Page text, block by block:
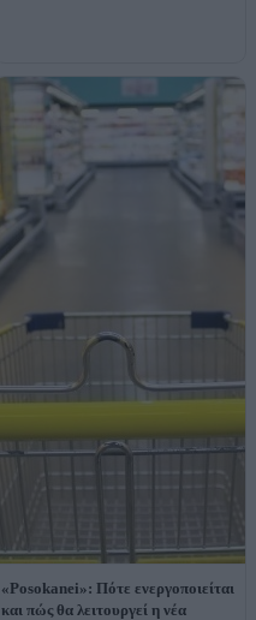
«Posokanei»: Πότε ενεργοποιείται
και πώς θα λειτουργεί η νέα